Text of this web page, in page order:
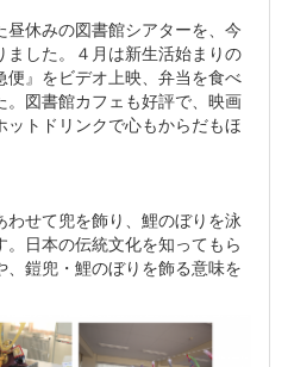
休みの図書館シアターを、今
した。４月は新生活始まりの
便』をビデオ上映、弁当を食べ
図書館カフェも好評で、映画
トドリンクで心もからだもほ
せて兜を飾り、鯉のぼりを泳
日本の伝統文化を知ってもら
、鎧兜・鯉のぼりを飾る意味を